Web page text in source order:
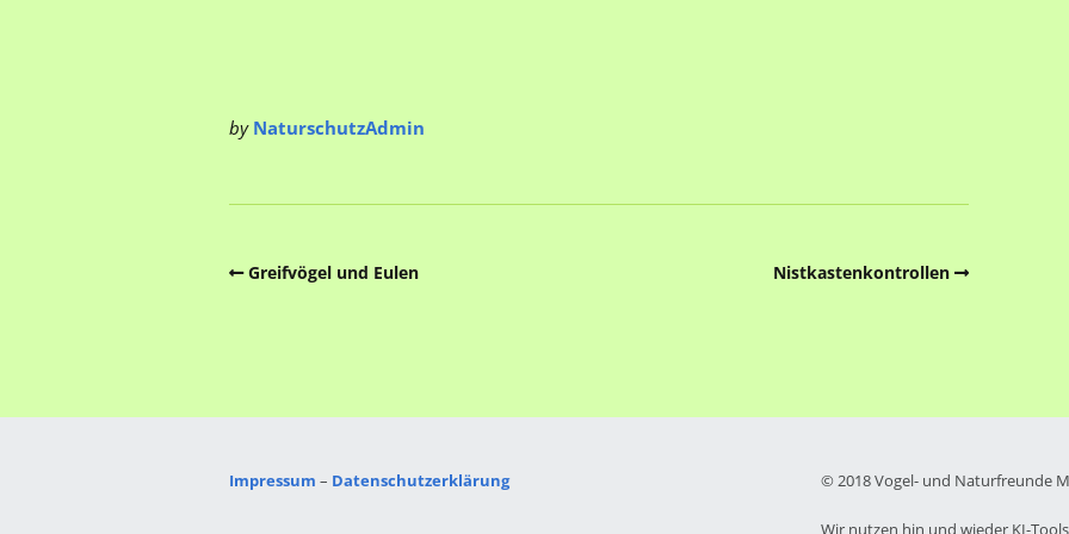
by NaturschutzAdmin
Greifvögel und Eulen Nistkastenkontrollen
Impressum – Datenschutzerklärung © 2018 Vogel- und Naturfreunde
Wir nutzen hin und wieder KI-